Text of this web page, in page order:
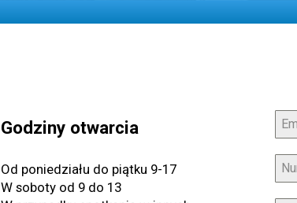
Godziny otwarcia
Od poniedziału do piątku 9-17
W soboty od 9 do 13